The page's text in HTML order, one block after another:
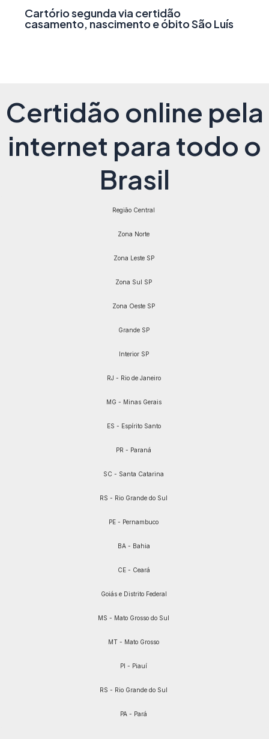
Cartório segunda via certidão
casamento, nascimento e óbito São Luís
Certidão online pela
internet para todo o
Brasil
Região Central
Zona Norte
Zona Leste SP
Zona Sul SP
Zona Oeste SP
Grande SP
Interior SP
RJ - Rio de Janeiro
MG - Minas Gerais
ES - Espírito Santo
PR - Paraná
SC - Santa Catarina
RS - Rio Grande do Sul
PE - Pernambuco
BA - Bahia
CE - Ceará
Goiás e Distrito Federal
MS - Mato Grosso do Sul
MT - Mato Grosso
PI - Piauí
RS - Rio Grande do Sul
PA - Pará